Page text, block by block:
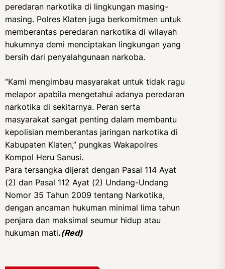
peredaran narkotika di lingkungan masing-
masing. Polres Klaten juga berkomitmen untuk
memberantas peredaran narkotika di wilayah
hukumnya demi menciptakan lingkungan yang
bersih dari penyalahgunaan narkoba.
“Kami mengimbau masyarakat untuk tidak ragu
melapor apabila mengetahui adanya peredaran
narkotika di sekitarnya. Peran serta
masyarakat sangat penting dalam membantu
kepolisian memberantas jaringan narkotika di
Kabupaten Klaten,” pungkas Wakapolres
Kompol Heru Sanusi.
Para tersangka dijerat dengan Pasal 114 Ayat
(2) dan Pasal 112 Ayat (2) Undang-Undang
Nomor 35 Tahun 2009 tentang Narkotika,
dengan ancaman hukuman minimal lima tahun
penjara dan maksimal seumur hidup atau
hukuman mati.(Red)